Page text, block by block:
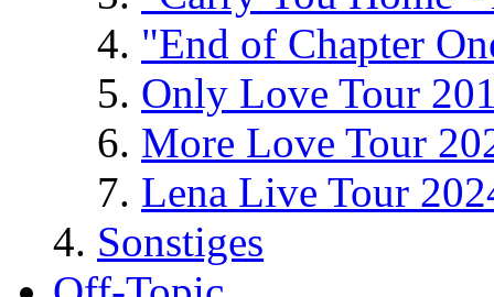
"End of Chapter
Only Love Tour
More Love Tour
Lena Live Tour
Sonstiges